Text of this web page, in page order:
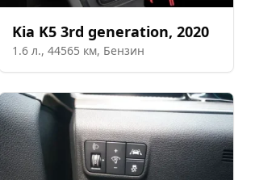
Kia K5 3rd generation, 2020
1.6 л., 44565 км, Бензин